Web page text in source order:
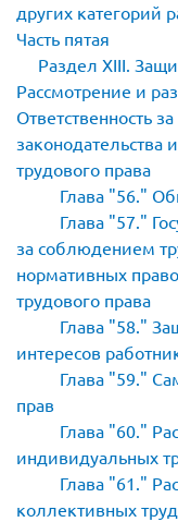
других категорий
Часть пятая
Раздел XIII.
Рассмотрение и
Ответственность
трудового права
Глава 56.
Глава 57.
за соблюдением
нормативных
трудового права
Глава 58.
интересов
Глава 59.
прав
Глава 60.
индивидуальных
Глава 61.
коллективных